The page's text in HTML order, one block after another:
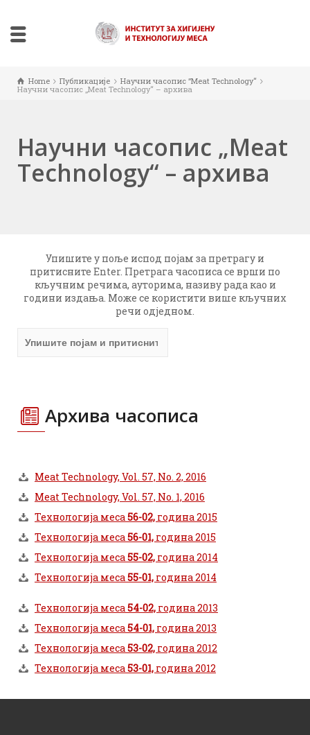
Home Публикације
Научни часопис ”Meat Technology“
Научни часопис „Meat Technology“ – архива
Научни часопис „Meat
Technology“ – архива
Упишите у поље испод појам за претрагу и
притисните Enter. Претрага часописа се врши по
кључним речима, ауторима, називу рада као и
години издања. Може се користити више кључних
речи одједном.
Архива часописа
Meat Technology, Vol. 57, No. 2, 2016
Meat Technology, Vol. 57, No. 1, 2016
Технологија меса56-02, година 2015
Технологија меса56-01, година 2015
Технологија меса55-02, година 2014
Технологија меса55-01, година 2014
Технологија меса54-02, година 2013
Технологија меса54-01, година 2013
Технологија меса53-02, година 2012
Технологија меса53-01, година 2012